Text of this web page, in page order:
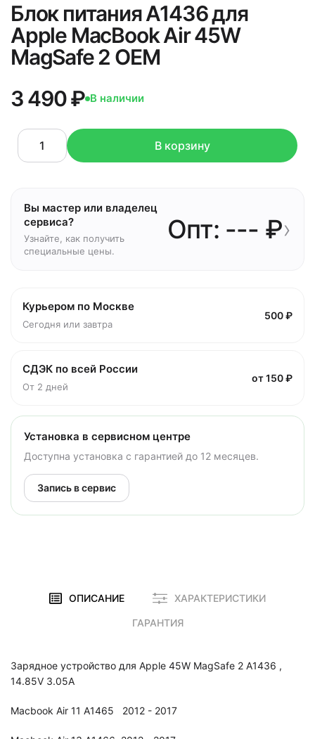
Блок питания A1436 для
Apple MacBook Air 45W
MagSafe 2 OEM
3 490 ₽ В наличии
В корзину
Вы мастер или владелец
сервиса?
Узнайте, как получить
специальные цены.
Опт: --- ₽›
Курьером по Москве
Сегодня или завтра
500 ₽
СДЭК по всей России
От 2 дней
от 150 ₽
Установка в сервисном центре
Доступна установка с гарантией до 12 месяцев.
Запись в сервис
ОПИСАНИЕ ХАРАКТЕРИСТИКИ
ГАРАНТИЯ
Зарядное устройство для Apple 45W MagSafe 2 A1436 ,
14.85V 3.05A
Macbook Air 11 A1465 2012 - 2017